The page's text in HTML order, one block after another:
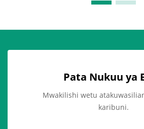
Pata Nukuu ya
Mwakilishi wetu
karibuni.